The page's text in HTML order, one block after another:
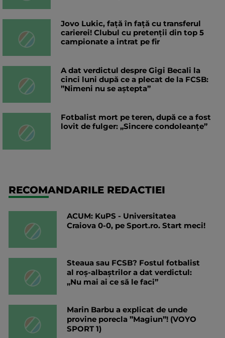
Jovo Lukic, față în față cu transferul
carierei! Clubul cu pretenții din top 5
campionate a intrat pe fir
A dat verdictul despre Gigi Becali la
cinci luni după ce a plecat de la FCSB:
”Nimeni nu se aștepta”
Fotbalist mort pe teren, după ce a fost
lovit de fulger: „Sincere condoleanțe”
RECOMANDARILE REDACTIEI
ACUM: KuPS - Universitatea
Craiova 0-0, pe Sport.ro. Start meci!
Steaua sau FCSB? Fostul fotbalist
al roș-albaștrilor a dat verdictul:
„Nu mai ai ce să le faci”
Marin Barbu a explicat de unde
provine porecla ”Magiun”! (VOYO
SPORT 1)